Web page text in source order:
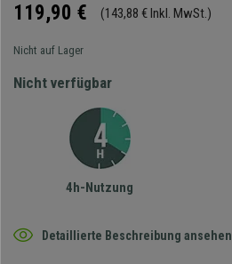
119,90 € (143,88 € Inkl. MwSt.)
Nicht auf Lager
Nicht verfügbar
4h-Nutzung
Detaillierte Beschreibung ansehen